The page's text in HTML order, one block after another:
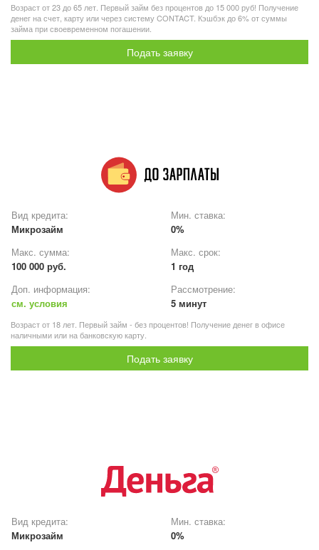
Возраст от 23 до 65 лет. Первый займ без процентов до 15 000 руб! Получение
денег на счет, карту или через систему CONTACT. Кэшбэк до 6% от суммы
займа при своевременном погашении.
Подать заявку
Вид кредита:
Микрозайм
Мин. ставка:
0%
Макс. сумма:
100 000 руб.
Макс. срок:
1 год
Доп. информация:
см. условия
Рассмотрение:
5 минут
Возраст от 18 лет. Первый займ - без процентов! Получение денег в офисе
наличными или на банковскую карту.
Подать заявку
Вид кредита:
Микрозайм
Мин. ставка:
0%